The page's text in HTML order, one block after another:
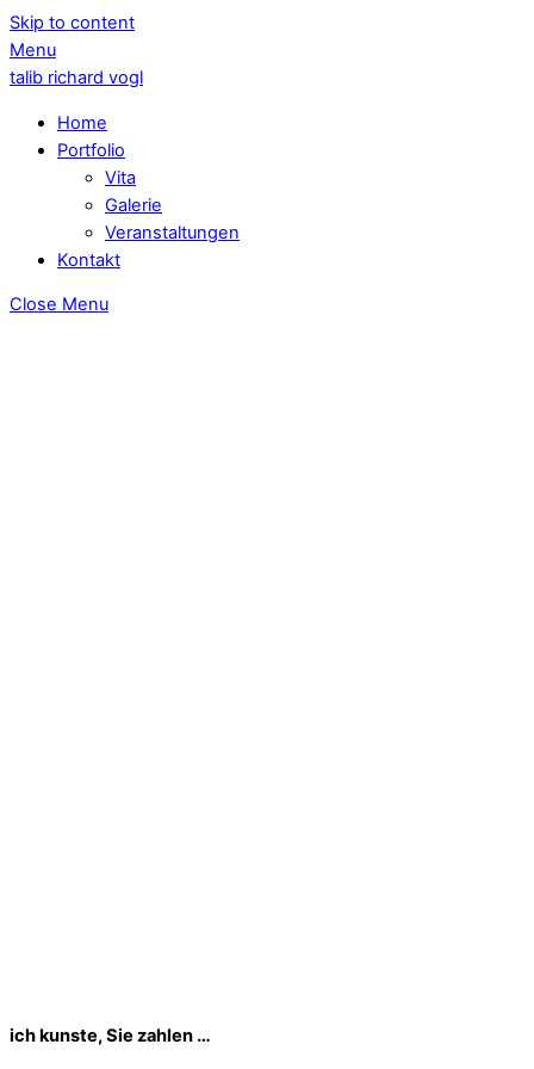
Skip to content
Menu
talib richard vogl
Home
Portfolio
Vita
Galerie
Veranstaltungen
Kontakt
Close Menu
ich kunste, Sie zahlen …